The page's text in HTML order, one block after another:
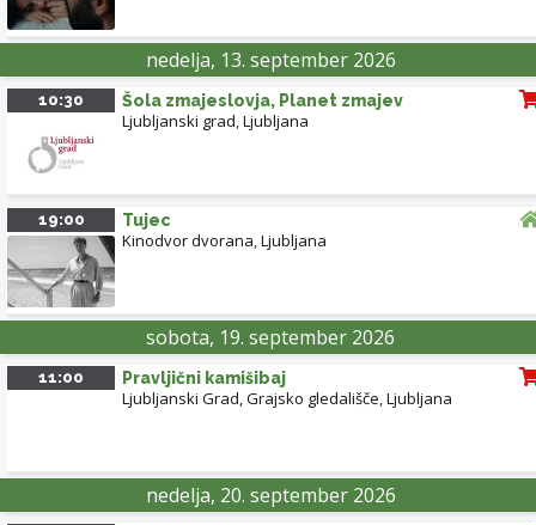
nedelja, 13. september 2026
10:30 Šola zmajeslovja, Planet zmajev
Ljubljanski grad,Ljubljana
19:00 Tujec
Kinodvor dvorana,Ljubljana
sobota, 19. september 2026
11:00 Pravljični kamišibaj
Ljubljanski Grad, Grajsko gledališče,Ljubljana
nedelja, 20. september 2026